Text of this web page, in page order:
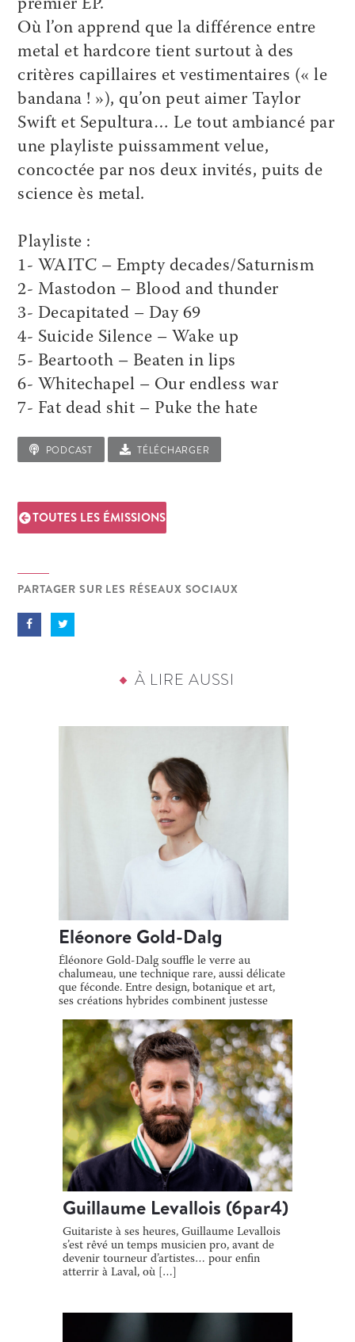
premier EP.
Où l’on apprend que la différence entre
metal et hardcore tient surtout à des
critères capillaires et vestimentaires (« le
bandana ! »), qu’on peut aimer Taylor
Swift et Sepultura… Le tout ambiancé par
une playliste puissamment velue,
concoctée par nos deux invités, puits de
science ès metal.
Playliste :
1- WAITC – Empty decades/Saturnism
2- Mastodon – Blood and thunder
3- Decapitated – Day 69
4- Suicide Silence – Wake up
5- Beartooth – Beaten in lips
6- Whitechapel – Our endless war
7- Fat dead shit – Puke the hate
PODCAST TÉLÉCHARGER
TOUTES LES ÉMISSIONS
PARTAGER SUR LES RÉSEAUX SOCIAUX
À LIRE AUSSI
Eléonore Gold-Dalg
Éléonore Gold-Dalg souffle le verre au
chalumeau, une technique rare, aussi délicate
que féconde. Entre design, botanique et art,
ses créations hybrides combinent justesse
Guillaume Levallois (6par4)
Guitariste à ses heures, Guillaume Levallois
s’est rêvé un temps musicien pro, avant de
devenir tourneur d’artistes… pour enfin
atterrir à Laval, où […]